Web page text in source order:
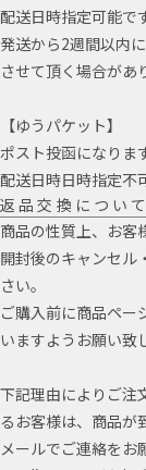
配送日時指定可能で
発送から2週間以内
させて頂く場合があ
【ゆうパケット】
ポスト投函になりま
配送日時日時指定不
返品交換について
商品の性質上、お客
開封後のキャンセル
さい。
ご購入前に商品ペー
いますようお願い致
下記理由によりご注
るお客様は、商品が
メールでご連絡をお